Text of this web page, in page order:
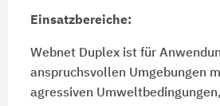
Einsatzbereiche:
Webnet Duplex ist für
anspruchsvollen Umgebungen
agressiven